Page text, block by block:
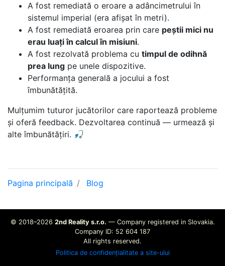
A fost remediată o eroare a adâncimetrului în
sistemul imperial (era afișat în metri).
A fost remediată eroarea prin care peștii mici nu
erau luați în calcul în misiuni.
A fost rezolvată problema cu timpul de odihnă
prea lung pe unele dispozitive.
Performanța generală a jocului a fost
îmbunătățită.
Mulțumim tuturor jucătorilor care raportează probleme
și oferă feedback. Dezvoltarea continuă — urmează și
alte îmbunătățiri. 🎣
Pagina principală Blog
© 2018–2026 2nd Reality s.r.o. — Company registered in Slovakia.
Company ID: 52 604 187
All rights reserved.
Politica de confidențialitate a site-ului